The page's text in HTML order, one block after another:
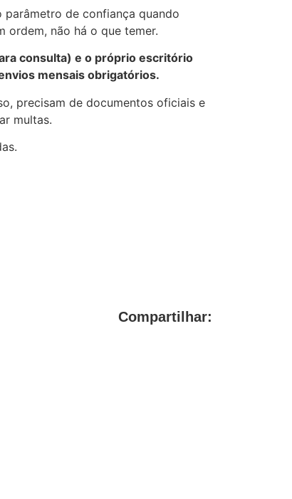
de confiança quando
ordem, não há o que temer.
consulta) e o próprio escritório
mensais obrigatórios.
precisam de documentos oficiais e
multas.
Compartilhar: